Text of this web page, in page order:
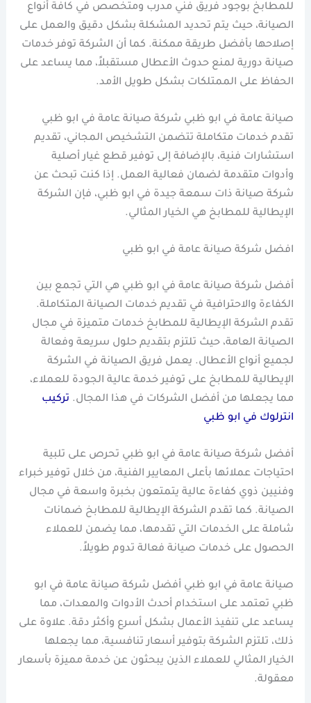
للمطابخ بوجود فريق فني مدرب ومتخصص في كافة أنواع
الصيانة، حيث يتم تحديد المشكلة بشكل دقيق والعمل على
إصلاحها بأفضل طريقة ممكنة. كما أن الشركة توفر خدمات
صيانة دورية لمنع حدوث الأعطال مستقبلاً، مما يساعد على
الحفاظ على الممتلكات بشكل طويل الأمد.
صيانة عامة في ابو ظبي شركة صيانة عامة في ابو ظبي
تقدم خدمات متكاملة تتضمن التشخيص المجاني، تقديم
استشارات فنية، بالإضافة إلى توفير قطع غيار أصلية
وأدوات متقدمة لضمان فعالية العمل. إذا كنت تبحث عن
شركة صيانة ذات سمعة جيدة في ابو ظبي، فإن الشركة
الإيطالية للمطابخ هي الخيار المثالي.
افضل شركة صيانة عامة في ابو ظبي
أفضل شركة صيانة عامة في ابو ظبي هي التي تجمع بين
الكفاءة والاحترافية في تقديم خدمات الصيانة المتكاملة.
تقدم الشركة الإيطالية للمطابخ خدمات متميزة في مجال
الصيانة العامة، حيث تلتزم بتقديم حلول سريعة وفعالة
لجميع أنواع الأعطال. يعمل فريق الصيانة في الشركة
الإيطالية للمطابخ على توفير خدمة عالية الجودة للعملاء،
مما يجعلها من أفضل الشركات في هذا المجال. تركيب
انترلوك في ابو ظبي
أفضل شركة صيانة عامة في ابو ظبي تحرص على تلبية
احتياجات عملائها بأعلى المعايير الفنية، من خلال توفير خبراء
وفنيين ذوي كفاءة عالية يتمتعون بخبرة واسعة في مجال
الصيانة. كما تقدم الشركة الإيطالية للمطابخ ضمانات
شاملة على الخدمات التي تقدمها، مما يضمن للعملاء
الحصول على خدمات صيانة فعالة تدوم طويلاً.
صيانة عامة في ابو ظبي أفضل شركة صيانة عامة في ابو
ظبي تعتمد على استخدام أحدث الأدوات والمعدات، مما
يساعد على تنفيذ الأعمال بشكل أسرع وأكثر دقة. علاوة على
ذلك، تلتزم الشركة بتوفير أسعار تنافسية، مما يجعلها
الخيار المثالي للعملاء الذين يبحثون عن خدمة مميزة بأسعار
معقولة.